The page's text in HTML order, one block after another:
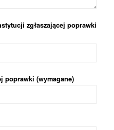
zgłaszającej poprawki
poprawki (wymagane)